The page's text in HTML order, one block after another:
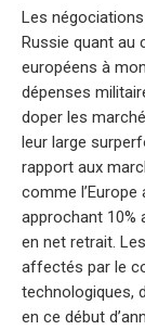
Les
Russie quant au
européens à
dépenses
doper les
leur large
rapport aux
comme
approchant 10%
en net retrait.
affectés par le
technologiques,
en ce début